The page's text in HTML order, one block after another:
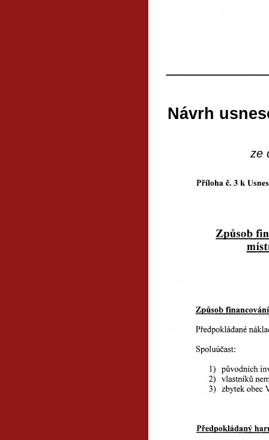
Návrh
ze